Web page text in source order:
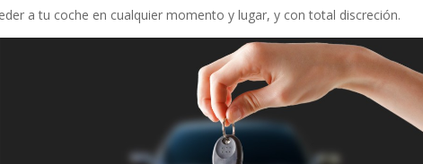
a tu coche en cualquier momento y lugar, y con total discreción.